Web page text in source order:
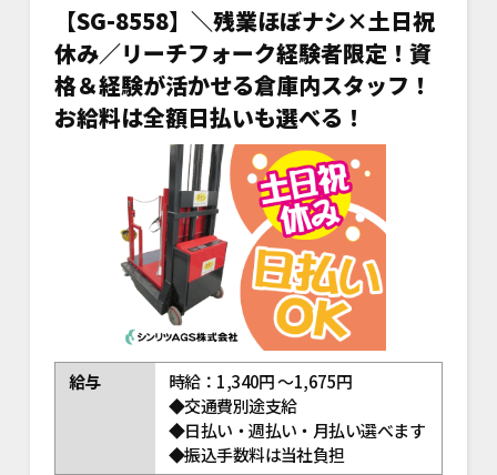
【SG-8558】＼残業ほぼナシ×土日祝
休み／リーチフォーク経験者限定！資
格＆経験が活かせる倉庫内スタッフ！
お給料は全額日払いも選べる！
給与
時給：1,340円 ～1,675円
◆交通費別途支給
◆日払い・週払い・月払い選べます
◆振込手数料は当社負担